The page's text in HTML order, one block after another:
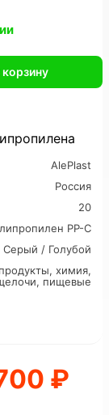
8 м3
AlePlast
Россия
20
PP-C
Серый / Голубой
химия,
пищевые
корзину
₽